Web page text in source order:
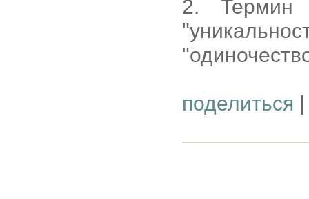
2. Термин
поделиться |